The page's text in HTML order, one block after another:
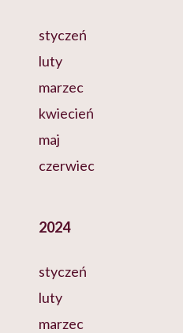
styczeń
luty
marzec
kwiecień
maj
czerwiec
2024
styczeń
luty
marzec